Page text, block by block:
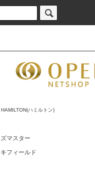
HAMILTON(ハミルトン)
マスター
フィールド